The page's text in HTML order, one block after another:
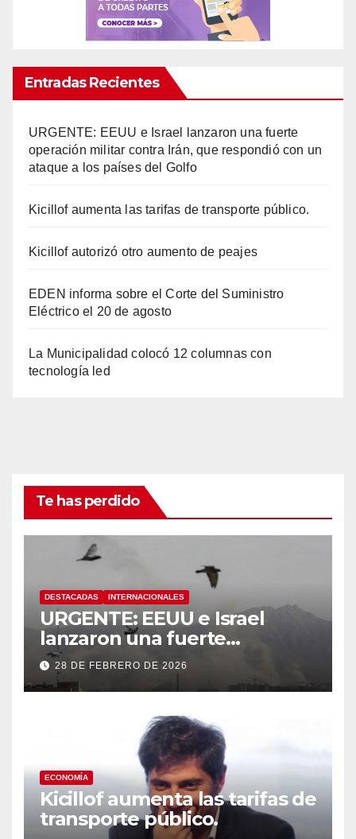
Entradas Recientes
URGENTE: EEUU e Israel lanzaron una fuerte
operación militar contra Irán, que respondió con un
ataque a los países del Golfo
Kicillof aumenta las tarifas de transporte público.
Kicillof autorizó otro aumento de peajes
EDEN informa sobre el Corte del Suministro
Eléctrico el 20 de agosto
La Municipalidad colocó 12 columnas con
tecnología led
Te has perdido
DESTACADAS INTERNACIONALES
URGENTE: EEUU e Israel
lanzaron una fuerte
operación militar contra Irán,
que respondió con un ataque
a los países del Golfo
28 DE FEBRERO DE 2026
ECONOMÍA
Kicillof aumenta las tarifas de
transporte público.